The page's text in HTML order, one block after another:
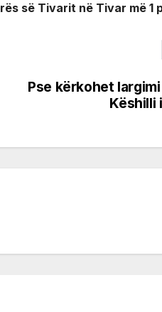
së Tivarit në Tivar më 1
Pse kërkohet
Këshilli